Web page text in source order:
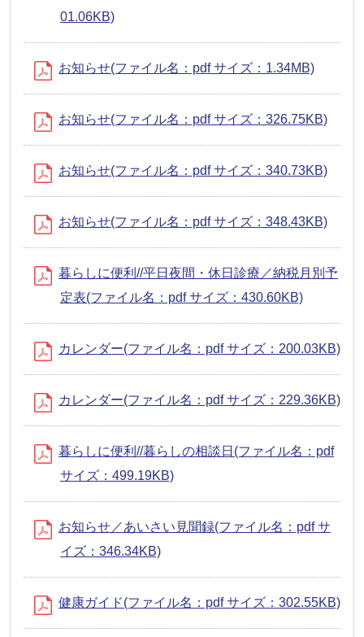
01.06KB)
お知らせ(ファイル名：pdf サイズ：1.34MB)
お知らせ(ファイル名：pdf サイズ：326.75KB)
お知らせ(ファイル名：pdf サイズ：340.73KB)
お知らせ(ファイル名：pdf サイズ：348.43KB)
暮らしに便利//平日夜間・休日診療／納税月別予
定表(ファイル名：pdf サイズ：430.60KB)
カレンダー(ファイル名：pdf サイズ：200.03KB)
カレンダー(ファイル名：pdf サイズ：229.36KB)
暮らしに便利//暮らしの相談日(ファイル名：pdf
サイズ：499.19KB)
お知らせ／あいさい見聞録(ファイル名：pdf サ
イズ：346.34KB)
健康ガイド(ファイル名：pdf サイズ：302.55KB)